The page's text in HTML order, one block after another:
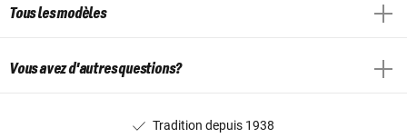
Tous les modèles
Vous avez d'autres questions?
Tradition depuis 1938